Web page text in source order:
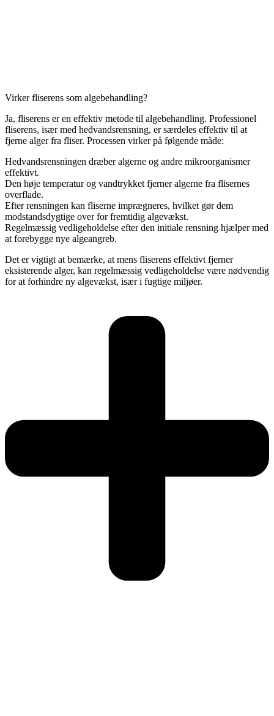
Virker fliserens som algebehandling?
Ja, fliserens er en effektiv metode til algebehandling. Professionel
fliserens, især med hedvandsrensning, er særdeles effektiv til at
fjerne alger fra fliser. Processen virker på følgende måde:
Hedvandsrensningen dræber algerne og andre mikroorganismer
effektivt.
Den høje temperatur og vandtrykket fjerner algerne fra flisernes
overflade.
Efter rensningen kan fliserne imprægneres, hvilket gør dem
modstandsdygtige over for fremtidig algevækst.
Regelmæssig vedligeholdelse efter den initiale rensning hjælper med
at forebygge nye algeangreb.
Det er vigtigt at bemærke, at mens fliserens effektivt fjerner
eksisterende alger, kan regelmæssig vedligeholdelse være nødvendig
for at forhindre ny algevækst, især i fugtige miljøer.